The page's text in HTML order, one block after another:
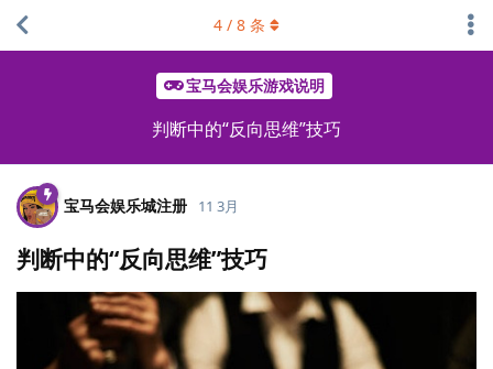
宝马会娱乐游戏说明
判断中的“反向思维”技巧
4 / 8 条
宝马会娱乐城注册 11 3月
判断中的“反向思维”技巧